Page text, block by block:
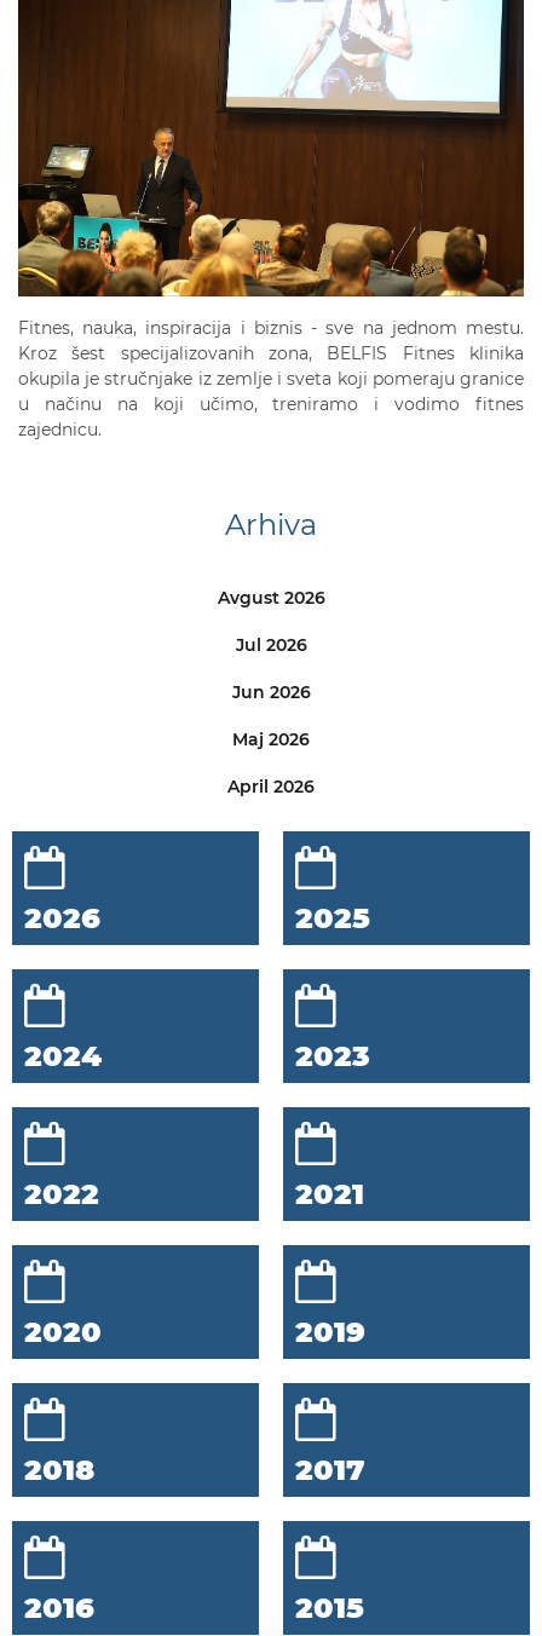
Fitnes, nauka, inspiracija i biznis - sve na jednom mestu.
Kroz šest specijalizovanih zona, BELFIS Fitnes klinika
okupila je stručnjake iz zemlje i sveta koji pomeraju granice
u načinu na koji učimo, treniramo i vodimo fitnes
zajednicu.
Arhiva
Avgust 2026
Jul 2026
Jun 2026
Maj 2026
April 2026
2026 2025
2024 2023
2022 2021
2020 2019
2018 2017
2016 2015